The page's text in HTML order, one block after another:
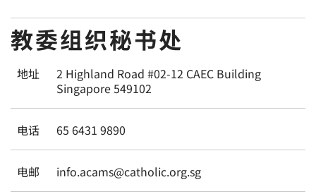
教委组织秘书处
地址
2 Highland Road #02-12 CAEC Building
Singapore 549102
电话 65 6431 9890
电邮 info.acams@catholic.org.sg